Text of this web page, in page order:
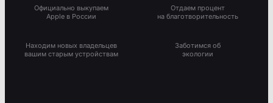
Официально выкупаем
Apple в России
Отдаем процент
на благотворительность
Находим новых владельцев
вашим старым устройствам
Заботимся об
экологии